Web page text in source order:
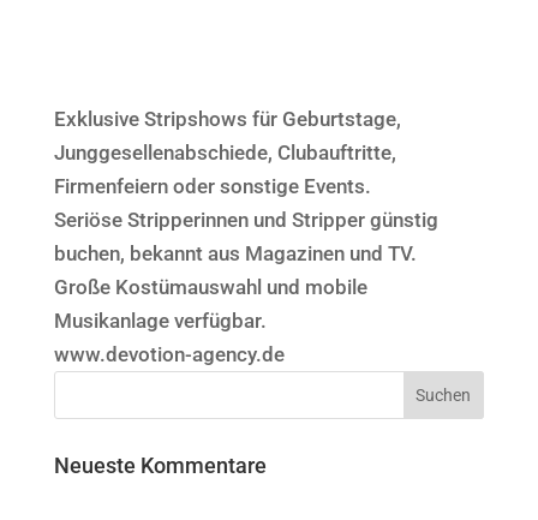
Exklusive Stripshows für Geburtstage,
Junggesellenabschiede, Clubauftritte,
Firmenfeiern oder sonstige Events.
Seriöse Stripperinnen und Stripper günstig
buchen, bekannt aus Magazinen und TV.
Große Kostümauswahl und mobile
Musikanlage verfügbar.
www.devotion-agency.de
Neueste Kommentare